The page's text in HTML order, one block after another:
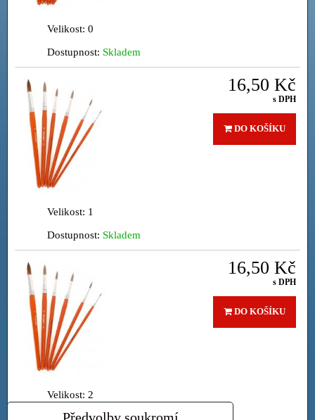
Velikost: 0
Dostupnost: Skladem
Velikost: 1
Dostupnost: Skladem
16,50 Kč
s DPH
DO KOŠÍKU
Velikost: 2
Dostupnost: Skladem
16,50 Kč
s DPH
DO KOŠÍKU